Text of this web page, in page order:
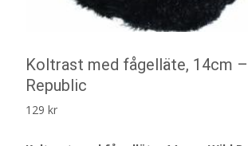
Koltrast med fågelläte, 14cm
Republic
129 kr